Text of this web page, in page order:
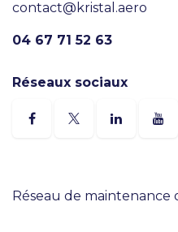
contact@kristal.aero
04 67 71 52 63
Réseaux sociaux
Réseau de maintenance